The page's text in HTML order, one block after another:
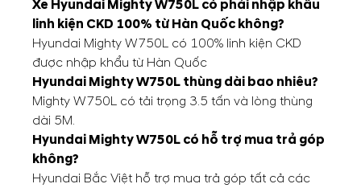
Xe Hyundai Mighty W750L có phải nhập khẩu
linh kiện CKD 100% từ Hàn Quốc không?
Hyundai Mighty W750L có 100% linh kiện CKD
được nhập khẩu từ Hàn Quốc
Hyundai Mighty W750L thùng dài bao nhiêu?
Mighty W750L có tải trọng 3.5 tấn và lòng thùng
dài 5M.
Hyundai Mighty W750L có hỗ trợ mua trả góp
không?
Hyundai Bắc Việt hỗ trợ mua trả góp tất cả các